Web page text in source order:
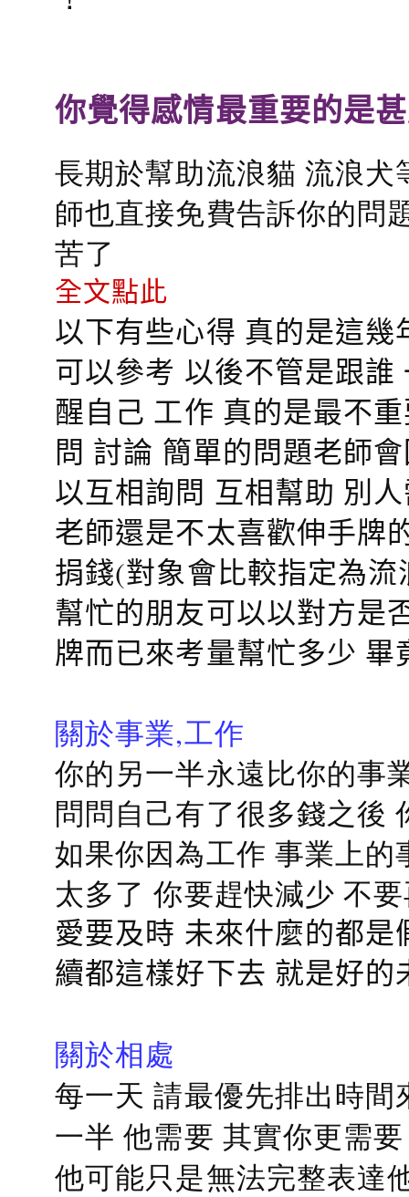
你覺得感情最重要的是
長期於幫助流浪貓 流浪
師也直接免費告訴你的問
苦了
全文點此
以下有些心得 真的是這
可以參考 以後不管是跟
醒自己 工作 真的是最不
問 討論 簡單的問題老師
以互相詢問 互相幫助 別
老師還是不太喜歡伸手牌
捐錢(對象會比較指定為
幫忙的朋友可以以對方是
牌而已來考量幫忙多少
關於事業,工作
你的另一半永遠比你的事
問問自己有了很多錢之後
如果你因為工作 事業上
太多了 你要趕快減少 不
愛要及時 未來什麼的都
續都這樣好下去 就是好的
關於相處
每一天 請最優先排出時
一半 他需要 其實你更需要
他可能只是無法完整表達